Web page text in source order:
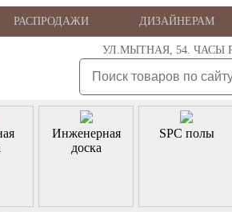
РАСПРОДАЖИ ДИЗАЙНЕРАМ
УЛ.МЫТНАЯ, 54. ЧАСЫ
Инженерная
доска
SPC полы